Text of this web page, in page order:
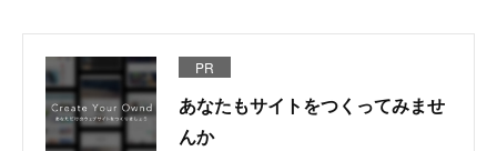
PR
あなたもサイトをつくってみませ
んか